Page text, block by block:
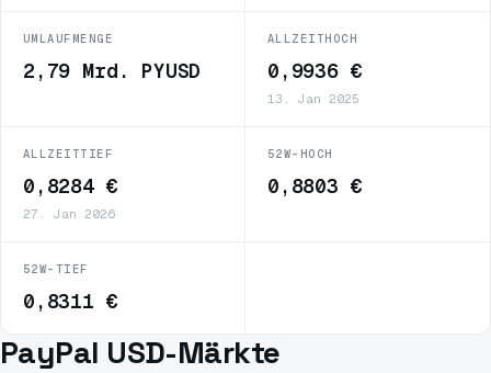
UMLAUFMENGE
2,79 Mrd. PYUSD
ALLZEITHOCH
0,9936 €
13. Jan 2025
ALLZEITTIEF
0,8284 €
27. Jan 2026
52W-HOCH
0,8803 €
52W-TIEF
0,8311 €
PayPal USD-Märkte